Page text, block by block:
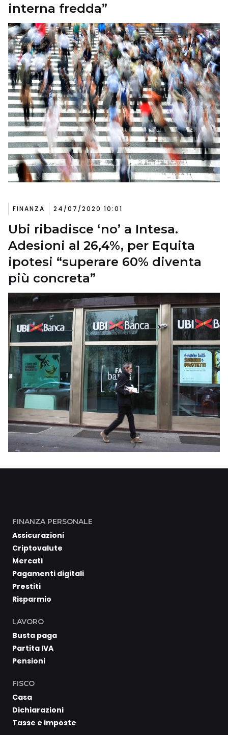
interna fredda”
FINANZA 24/07/2020 10:01
Ubi ribadisce ‘no’ a Intesa.
Adesioni al 26,4%, per Equita
ipotesi “superare 60% diventa
più concreta”
FINANZA PERSONALE
Assicurazioni
Criptovalute
Mercati
Pagamenti digitali
Prestiti
Risparmio
LAVORO
Busta paga
Partita IVA
Pensioni
FISCO
Casa
Dichiarazioni
Tasse e imposte